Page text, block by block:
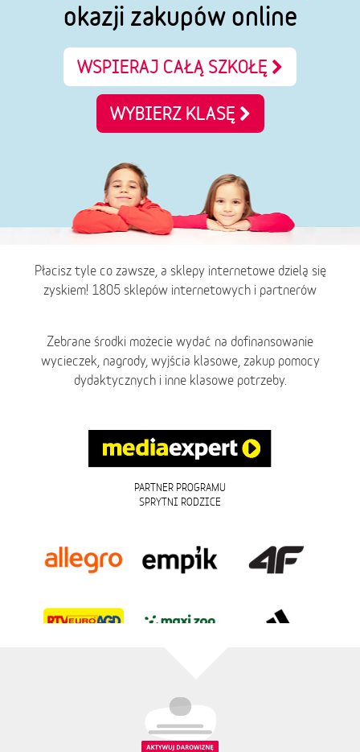
okazji zakupów online
WSPIERAJ CAŁĄ SZKOŁĘ
WYBIERZ KLASĘ
Płacisz tyle co zawsze, a sklepy internetowe dzielą się
zyskiem! 1805 sklepów internetowych i partnerów
Zebrane środki możecie wydać na dofinansowanie
wycieczek, nagrody, wyjścia klasowe, zakup pomocy
dydaktycznych i inne klasowe potrzeby.
PARTNER PROGRAMU
SPRYTNI RODZICE